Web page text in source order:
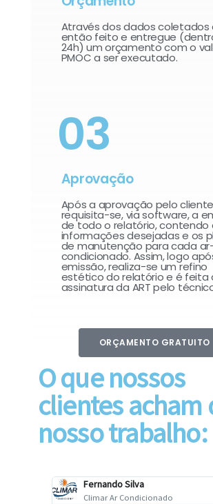
Através dos dados coletados
então feito e entregue
24h) um orçamento com o
PMOC a ser executado.
03
Aprovação
Após a aprovação pelo
requisita-se, via software, a
de todo o relatório, contendo
informações desejadas e os
de manutenção para cada
condicionado. Assim, logo
emissão, realiza-se um refino
estético do relatório e é feita
assinatura da ART pelo
ORÇAMENTO GRATUITO
O que nossos
clientes acham
nosso trabalho:
Fernando Silva
Climar Ar Condicionado